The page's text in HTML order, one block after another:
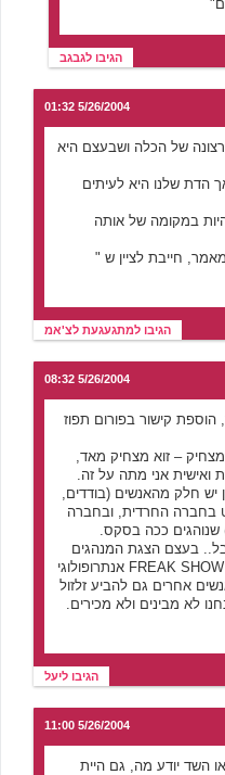
הגיבו לגבגב
5/26/2004 01:32
של הכלה ושבעצם היא
הדת שלנו היא לעיתים
במקומה של אותה
חייבת לציין ש "
הגיבו למתגעגעת לצ'אמ
5/26/2004 08:32
קישור בפורום תפוז
– זוא מצחיק מאד,
ואישית אני מתה על זה.
יש חלק מהאנשים (בודדים,
בחברה החרדית, ובחברה
שנוהגים ככה בסקס.
בעצם הצגת המנהגים
של מישהו אחר בתור איזהשהוא FREAK SHOW אנתרופולוגי
אחרים גם להביע זלזול
לא מבינים ולא מכירים.
הגיבו ליעל
5/26/2004 11:00
השד יודע מה, גם היית